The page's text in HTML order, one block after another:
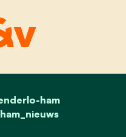
ham
eén lokaal loket voor